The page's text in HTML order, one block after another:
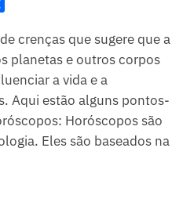
a
r
crenças que sugere que a
planetas e outros corpos
a vida e a
Aqui estão alguns pontos-
Horóscopos são
Eles são baseados na